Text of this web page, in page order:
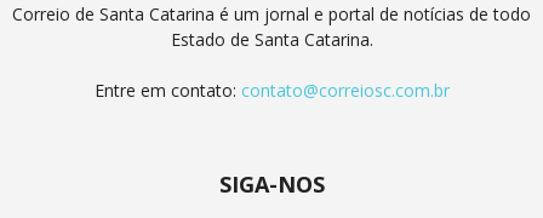
Correio de Santa Catarina é um jornal e portal de notícias de todo
Estado de Santa Catarina.
Entre em contato: contato@correiosc.com.br
SIGA-NOS